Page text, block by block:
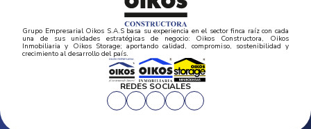
Grupo Empresarial Oikos S.A.S basa su experiencia en el sector finca raíz con cada
una de sus unidades estratégicas de negocio: Oikos Constructora, Oikos
Inmobiliaria y Oikos Storage; aportando calidad, compromiso, sostenibilidad y
crecimiento al desarrollo del país.
REDES SOCIALES